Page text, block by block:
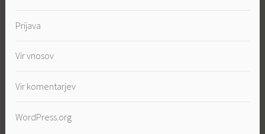
Prijava
Vir vnosov
Vir komentarjev
WordPress.org